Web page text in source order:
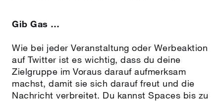
Gib Gas …
Wie bei jeder Veranstaltung oder Werbeaktion
auf Twitter ist es wichtig, dass du deine
Zielgruppe im Voraus darauf aufmerksam
machst, damit sie sich darauf freut und die
Nachricht verbreitet. Du kannst Spaces bis zu